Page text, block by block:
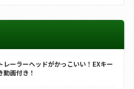
レーラーヘッドがかっこいい！EXキー
動画付き！